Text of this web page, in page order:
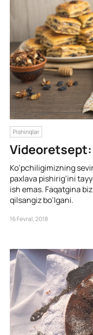
Pishiriqlar
Videoretsept:
Ko’pchiligimizning
paxlava pishirig’ini
ish emas. Faqatgina
qilsangiz bo’lgani.
16 Fevral, 2018